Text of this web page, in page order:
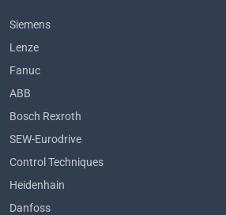
Siemens
Lenze
Fanuc
ABB
Bosch Rexroth
SEW-Eurodrive
Control Techniques
Heidenhain
Danfoss